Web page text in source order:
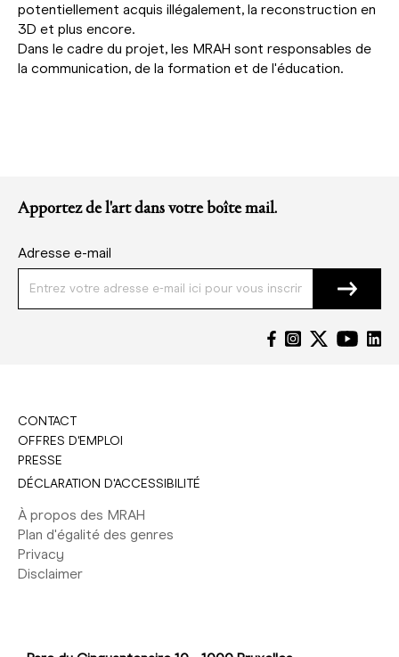
potentiellement acquis illégalement, la reconstruction en
3D et plus encore.
Dans le cadre du projet, les MRAH sont responsables de
la communication, de la formation et de l'éducation.
Apportez de l'art dans votre boîte mail.
Adresse e-mail
CONTACT
OFFRES D'EMPLOI
PRESSE
DÉCLARATION D'ACCESSIBILITÉ
À propos des MRAH
Plan d'égalité des genres
Privacy
Disclaimer